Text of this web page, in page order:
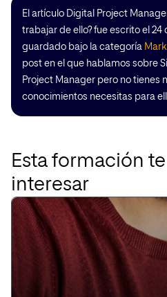
El artículo Digital Project
trabajar de ello? fue escrito el 24
guardado bajo la categoría
post en el que hablamos sobre
Project Manager pero no tienes
conocimientos necesitas para
Esta formación
interesar